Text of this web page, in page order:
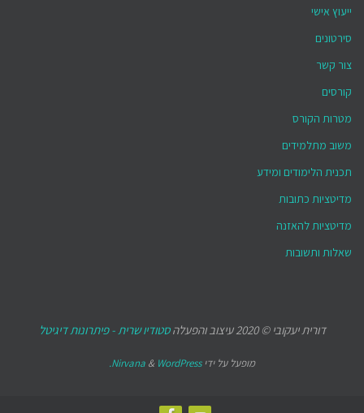
ייעוץ אישי
סירטונים
צור קשר
קורסים
מטרות הקורס
משוב מתלמידים
תכנית הלימודים ומידע
מדיטציות כתובות
מדיטציות להאזנה
שאלות ותשובות
דורית יעקובי © 2020 עיצוב והפעלה סטודיו שרית - פיתרונות דיגיטל
מופעל על ידי Nirvana & WordPress.